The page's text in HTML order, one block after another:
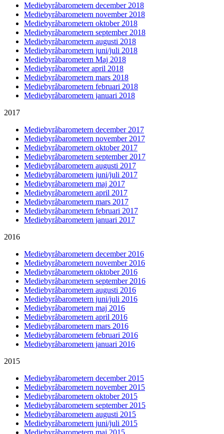
Mediebyråbarometern december 2018
Mediebyråbarometern november 2018
Mediebyråbarometern oktober 2018
Mediebyråbarometern september 2018
Mediebyråbarometern augusti 2018
Mediebyråbarometern juni/juli 2018
Mediebyråbarometern Maj 2018
Mediebyråbarometer april 2018
Mediebyråbarometern mars 2018
Mediebyråbarometern februari 2018
Mediebyråbarometern januari 2018
2017
Mediebyråbarometern december 2017
Mediebyråbarometern november 2017
Mediebyråbarometern oktober 2017
Mediebyråbarometern september 2017
Mediebyråbarometern augusti 2017
Mediebyråbarometern juni/juli 2017
Mediebyråbarometern maj 2017
Mediebyråbarometern april 2017
Mediebyråbarometern mars 2017
Mediebyråbarometern februari 2017
Mediebyråbarometern januari 2017
2016
Mediebyråbarometern december 2016
Mediebyråbarometern november 2016
Mediebyråbarometern oktober 2016
Mediebyråbarometern september 2016
Mediebyråbarometern augusti 2016
Mediebyråbarometern juni/juli 2016
Mediebyråbarometern maj 2016
Mediebyråbarometern april 2016
Mediebyråbarometern mars 2016
Mediebyråbarometern februari 2016
Mediebyråbarometern januari 2016
2015
Mediebyråbarometern december 2015
Mediebyråbarometern november 2015
Mediebyråbarometern oktober 2015
Mediebyråbarometern september 2015
Mediebyråbarometern augusti 2015
Mediebyråbarometern juni/juli 2015
Mediebyråbarometern maj 2015